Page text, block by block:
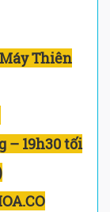
Thiên
– 19h30 tối